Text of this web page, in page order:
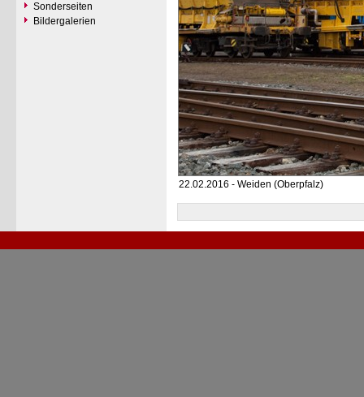
Sonderseiten
Bildergalerien
22.02.2016 - Weiden (Oberpfalz)